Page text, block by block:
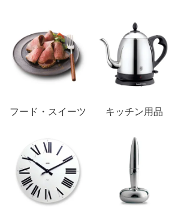
フード・スイーツ キッチン用品